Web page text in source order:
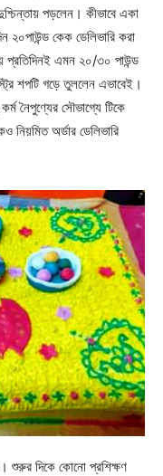
পড়লেন। কীভাবে একা
২০পাউন্ড কেক ডেলিভারি করা
এমন ২০/৩০ পাউন্ড
শপটি গড়ে তুললেন এভাবেই।
নৈপুণ্যের সৌভাগ্যে টিকে
অর্ডার ডেলিভারি
শুরুর দিকে কোনো প্রশিক্ষণ